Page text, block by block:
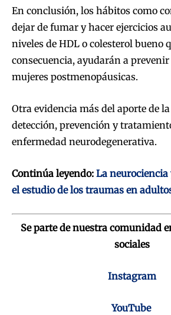
En conclusión, los hábitos como
dejar de fumar y hacer ejercicios
niveles de HDL o colesterol bueno
consecuencia, ayudarán a
mujeres postmenopáusicas.
Otra evidencia más del aporte de
detección, prevención y
enfermedad neurodegenerativa.
Continúa leyendo: La neurociencia
el estudio de los traumas en
Se parte de nuestra comunidad
sociales
Instagram
YouTube